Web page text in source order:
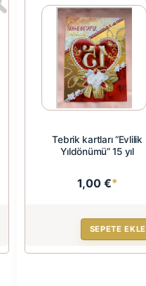
Tebrik kartları “Evlilik
Yıldönümü” 15 yıl
1,00 €*
SEPETE EKLE